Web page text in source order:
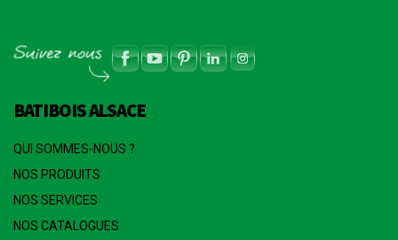
BATIBOIS ALSACE
QUI SOMMES-NOUS ?
NOS PRODUITS
NOS SERVICES
NOS CATALOGUES